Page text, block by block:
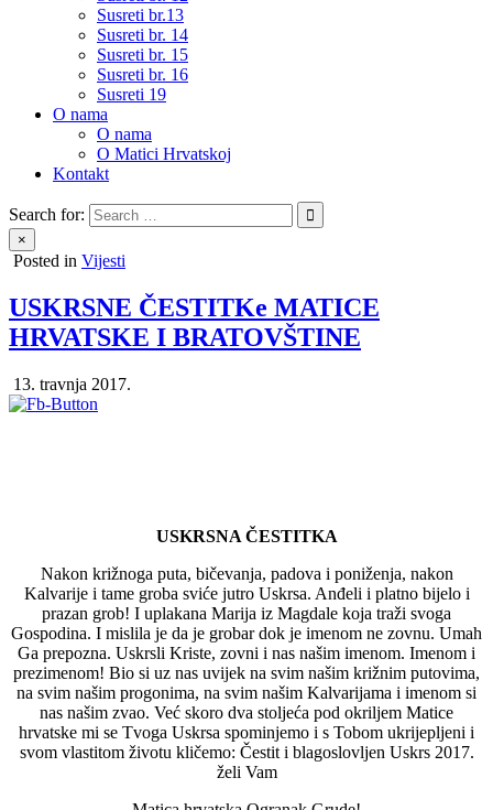
Susreti br.13
Susreti br. 14
Susreti br. 15
Susreti br. 16
Susreti 19
O nama
O nama
O Matici Hrvatskoj
Kontakt
Search for:
×
Posted in Vijesti
USKRSNE ČESTITKe MATICE
HRVATSKE I BRATOVŠTINE
13. travnja 2017.
USKRSNA ČESTITKA
Nakon križnoga puta, bičevanja, padova i poniženja, nakon
Kalvarije i tame groba sviće jutro Uskrsa. Anđeli i platno bijelo i
prazan grob! I uplakana Marija iz Magdale koja traži svoga
Gospodina. I mislila je da je grobar dok je imenom ne zovnu. Umah
Ga prepozna. Uskrsli Kriste, zovni i nas našim imenom. Imenom i
prezimenom! Bio si uz nas uvijek na svim našim križnim putovima,
na svim našim progonima, na svim našim Kalvarijama i imenom si
nas našim zvao. Već skoro dva stoljeća pod okriljem Matice
hrvatske mi se Tvoga Uskrsa spominjemo i s Tobom ukrijepljeni i
svom vlastitom životu kličemo: Čestit i blagoslovljen Uskrs 2017.
želi Vam